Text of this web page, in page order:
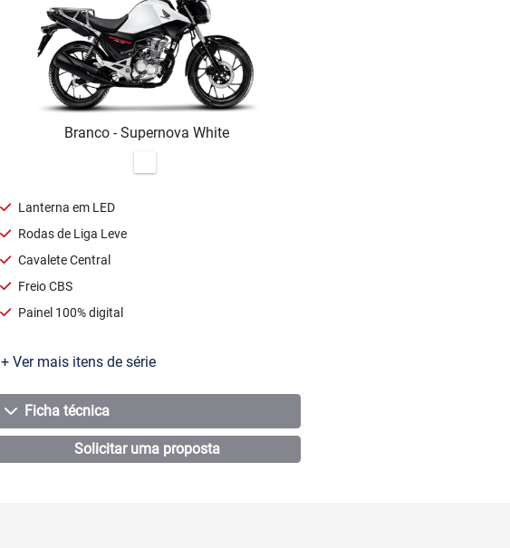
Branco - Supernova White
Lanterna em LED
Rodas de Liga Leve
Cavalete Central
Freio CBS
Painel 100% digital
+ Ver mais itens de série
Ficha técnica
Solicitar uma proposta